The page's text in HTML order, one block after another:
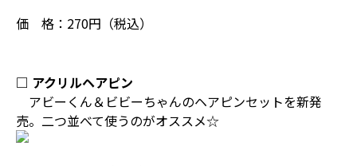
価 格：270円（税込）
□ アクリルヘアピン
アビーくん＆ビビーちゃんのヘアピンセットを新発
売。二つ並べて使うのがオススメ☆